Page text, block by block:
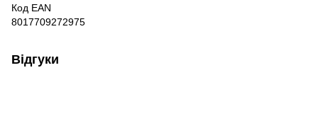
Код EAN
8017709272975
Відгуки